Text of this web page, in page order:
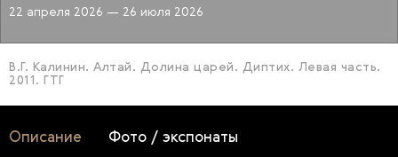
22 апреля 2026 — 26 июля 2026
В.Г. Калинин. Алтай. Долина царей. Диптих. Левая часть.
2011. ГТГ
Описание Фото / экспонаты